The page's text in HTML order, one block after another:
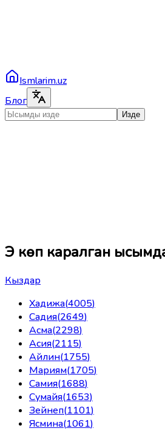
Ismlarim.uz
Блог
Изде
Эң көп каралган
Кыздар
Хадижа(4005)
Садия(2649)
Асма(2298)
Асия(2115)
Айлин(1755)
Мариям(1705)
Самия(1688)
Сумайя(1653)
Зейнеп(1101)
Ясмина(1061)